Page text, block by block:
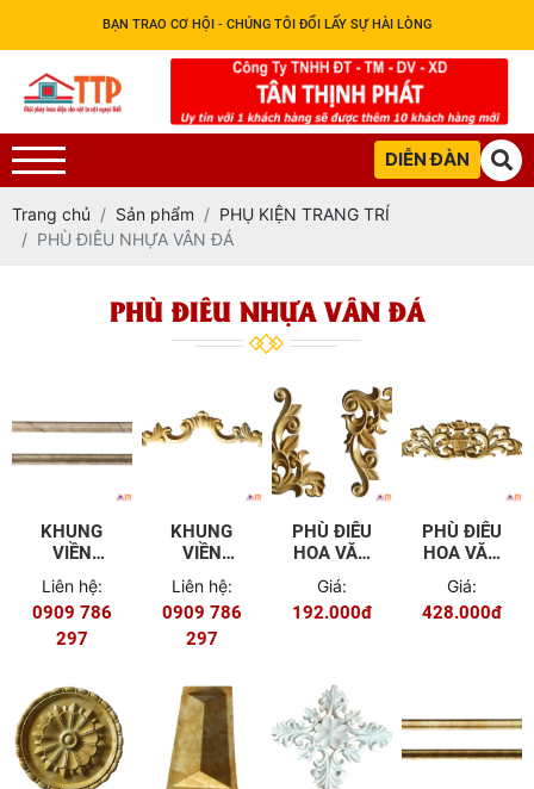
BẠN TRAO CƠ HỘI - CHÚNG TÔI ĐỔI LẤY SỰ HÀI LÒNG
DIỄN ĐÀN
Trang chủ Sản phẩm
PHỤ KIỆN TRANG TRÍ
PHÙ ĐIÊU NHỰA VÂN ĐÁ
PHÙ ĐIÊU NHỰA VÂN ĐÁ
KHUNG
VIỀN
TRANG TRÍ
CỘT VÂN
ĐÁ 252-
758
Liên hệ:
0909 786
297
KHUNG
VIỀN
TRANG TRÍ
CỘT VÂN
ĐÁ DF6
Liên hệ:
0909 786
297
PHÙ ĐIÊU
HOA VĂN
VÂN ĐÁ
DF1
Giá:
192.000đ
PHÙ ĐIÊU
HOA VĂN
VÂN ĐÁ
DF2
Giá:
428.000đ